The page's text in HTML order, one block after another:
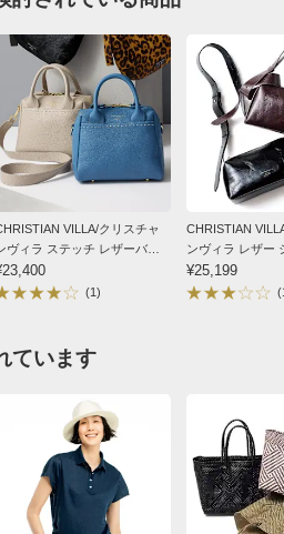
様が多少異なる場合がありま
多少異なります。
て（ファッション雑貨）
VILLA/クリスチャ
ヴィラ ステッチ レザーバッ
（イタリア製）
(1)
CHRISTIAN
ンヴィラ レザー
バッグ（イタリ
¥25,199
ています